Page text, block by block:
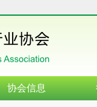
协会信息